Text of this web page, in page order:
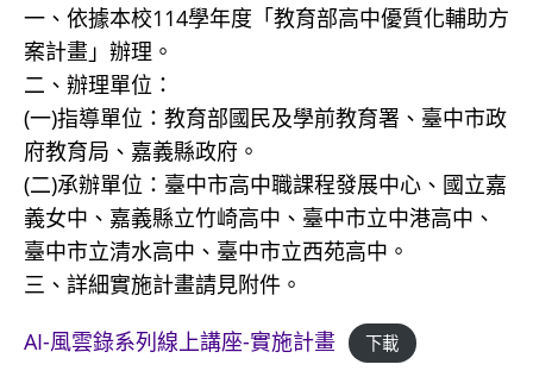
一、依據本校114學年度「教育部高中優質化輔助方
案計畫」辦理。
二、辦理單位：
(一)指導單位：教育部國民及學前教育署、臺中市政
府教育局、嘉義縣政府。
(二)承辦單位：臺中市高中職課程發展中心、國立嘉
義女中、嘉義縣立竹崎高中、臺中市立中港高中、
臺中市立清水高中、臺中市立西苑高中。
三、詳細實施計畫請見附件。
AI-風雲錄系列線上講座-實施計畫
下載